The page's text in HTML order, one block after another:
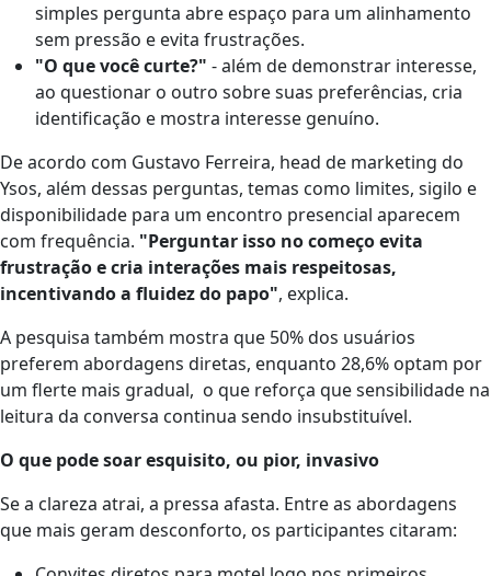
simples pergunta abre espaço para um alinhamento
sem pressão e evita frustrações.
"O que você curte?" - além de demonstrar interesse,
ao questionar o outro sobre suas preferências, cria
identificação e mostra interesse genuíno.
De acordo com Gustavo Ferreira, head de marketing do
Ysos, além dessas perguntas, temas como limites, sigilo e
disponibilidade para um encontro presencial aparecem
com frequência. "Perguntar isso no começo evita
frustração e cria interações mais respeitosas,
incentivando a fluidez do papo", explica.
A pesquisa também mostra que 50% dos usuários
preferem abordagens diretas, enquanto 28,6% optam por
um flerte mais gradual, o que reforça que sensibilidade na
leitura da conversa continua sendo insubstituível.
O que pode soar esquisito, ou pior, invasivo
Se a clareza atrai, a pressa afasta. Entre as abordagens
que mais geram desconforto, os participantes citaram: